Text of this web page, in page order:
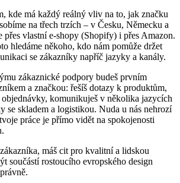
kde má každý reálný vliv na to, jak značku
na třech trzích – v Česku, Německu a
přes vlastní e-shopy (Shopify) i přes Amazon.
hledáme někoho, kdo nám pomůže držet
se zákazníky napříč jazyky a kanály.
zákaznické podpory budeš prvním
a značkou: řešíš dotazy k produktům,
komunikuješ v několika jazycích
se skladem a logistikou. Nuda u nás nehrozí
práce je přímo vidět na spokojenosti
máš cit pro kvalitní a lidskou
součástí rostoucího evropského design